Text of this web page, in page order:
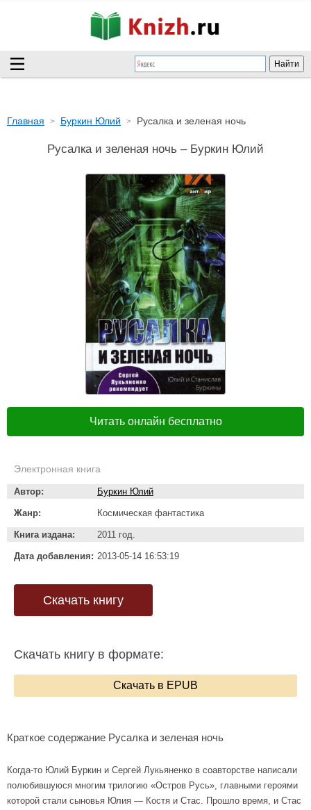
Главная Буркин Юлий Русалка и зеленая ночь
Русалка и зеленая ночь – Буркин Юлий
Читать онлайн бесплатно
Электронная книга
Автор: Буркин Юлий
Жанр: Космическая фантастика
Книга издана: 2011 год.
Дата добавления: 2013-05-14 16:53:19
Скачать книгу
Скачать книгу в формате:
Скачать в EPUB
Краткое содержание Русалка и зеленая ночь
Когда-то Юлий Буркин и Сергей Лукьяненко в соавторстве написали
полюбившуюся многим трилогию «Остров Русь», главными героями
которой стали сыновья Юлия — Костя и Стас. Прошло время, и Стас